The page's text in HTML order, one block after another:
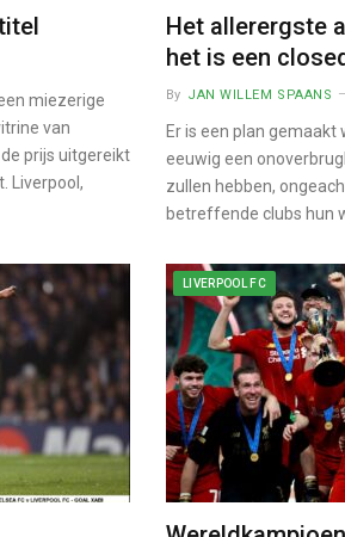
miezerige
van
prijs uitgereikt
Liverpool,
Het allerergste
het is een
By JAN WILLEM SPAANS
Er is een plan
eeuwig een
zullen hebben,
betreffende clubs hun
LIVERPOOL FC